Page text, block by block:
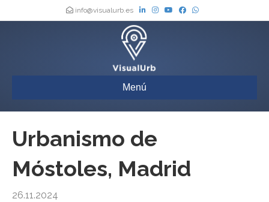
info@visualurb.es
Menú
Urbanismo de
Móstoles, Madrid
26.11.2024